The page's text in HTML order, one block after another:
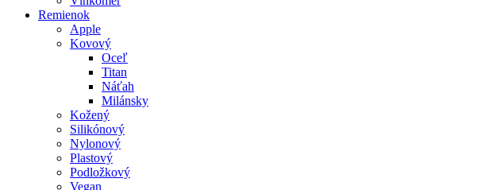
Remienok
Apple
Kovový
Oceľ
Titan
Náťah
Milánsky
Kožený
Silikónový
Nylonový
Plastový
Podložkový
Vegan